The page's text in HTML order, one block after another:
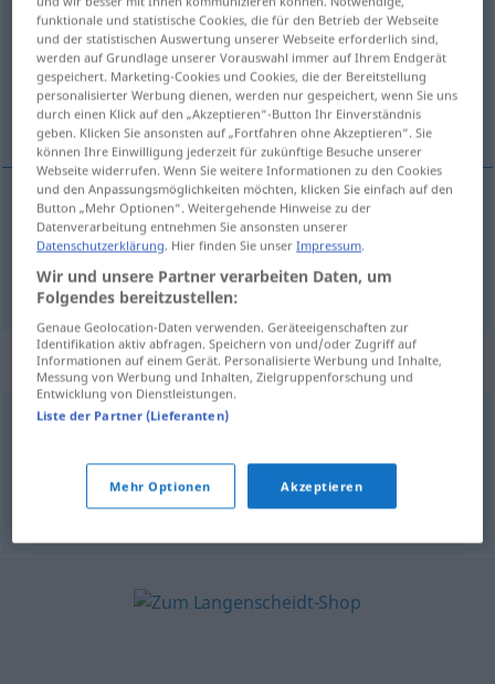
Übersicht aller Übersetzungen
(Für mehr Details die Übersetzung anklicken/antippen)
unaufmerksam, unhöflich
unaufmerksam desatento(≈ distraído)
unhöflich desatento(≈ descortés)
Synonyme für "desatento"
incorrecto,impertinente,descarado,insolente
funktionale und statistische Cookies, die für den Betrieb der Webseite
und der statistischen Auswertung unserer Webseite erforderlich sind,
werden auf Grundlage unserer Vorauswahl immer auf Ihrem Endgerät
gespeichert. Marketing-Cookies und Cookies, die der Bereitstellung
personalisierter Werbung dienen, werden nur gespeichert, wenn Sie uns
durch einen Klick auf den „Akzeptieren“-Button Ihr Einverständnis
geben. Klicken Sie ansonsten auf „Fortfahren ohne Akzeptieren“. Sie
können Ihre Einwilligung jederzeit für zukünftige Besuche unserer
Webseite widerrufen. Wenn Sie weitere Informationen zu den Cookies
und den Anpassungsmöglichkeiten möchten, klicken Sie einfach auf den
Button „Mehr Optionen“. Weitergehende Hinweise zu der
Datenverarbeitung entnehmen Sie ansonsten unserer
Datenschutzerklärung. Hier finden Sie unserImpressum.
Wir und unsere Partner verarbeiten Daten, um
Folgendes bereitzustellen:
Genaue Geolocation-Daten verwenden. Geräteeigenschaften zur
Identifikation aktiv abfragen. Speichern von und/oder Zugriff auf
Informationen auf einem Gerät. Personalisierte Werbung und Inhalte,
Messung von Werbung und Inhalten, Zielgruppenforschung und
Entwicklung von Dienstleistungen.
Liste der Partner (Lieferanten)
Mehr Optionen Akzeptieren